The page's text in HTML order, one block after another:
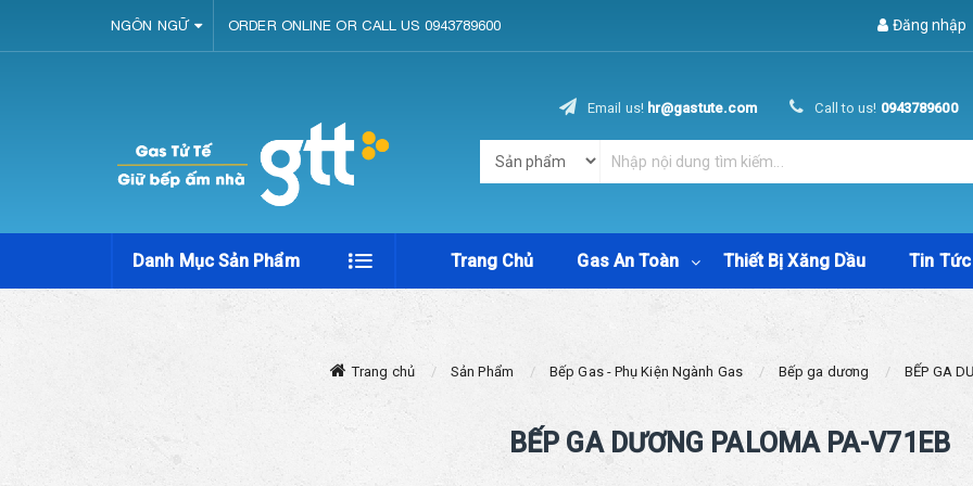
NGÔN NGỮ ORDER ONLINE OR CALL US 0943789600 Đăng nhập
Email us! hr@gastute.com Call to us! 0943789600
Danh Mục Sản Phẩm Trang Chủ Gas An Toàn Thiết Bị Xăng Dầu Tin Tức
Trang chủ Sản Phẩm Bếp Gas - Phụ Kiện Ngành Gas Bếp ga dương BẾP GA
BẾP GA DƯƠNG PALOMA PA-V71EB